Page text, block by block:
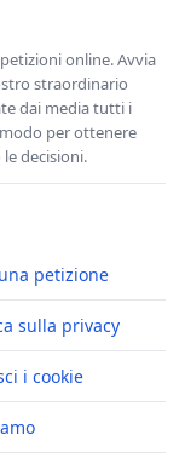
online. Avvia
straordinario
dai media tutti i
per ottenere
decisioni.
petizione
sulla privacy
i cookie